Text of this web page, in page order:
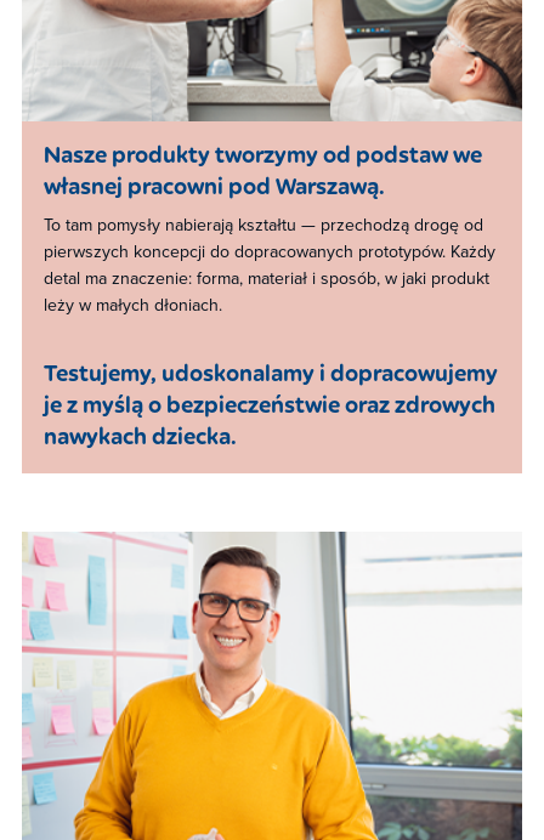
Nasze produkty tworzymy od podstaw we
własnej pracowni pod Warszawą.
To tam pomysły nabierają kształtu — przechodzą drogę od
pierwszych koncepcji do dopracowanych prototypów. Każdy
detal ma znaczenie: forma, materiał i sposób, w jaki produkt
leży w małych dłoniach. ​
Testujemy, udoskonalamy i dopracowujemy
je z myślą o bezpieczeństwie oraz zdrowych
nawykach dziecka. ​